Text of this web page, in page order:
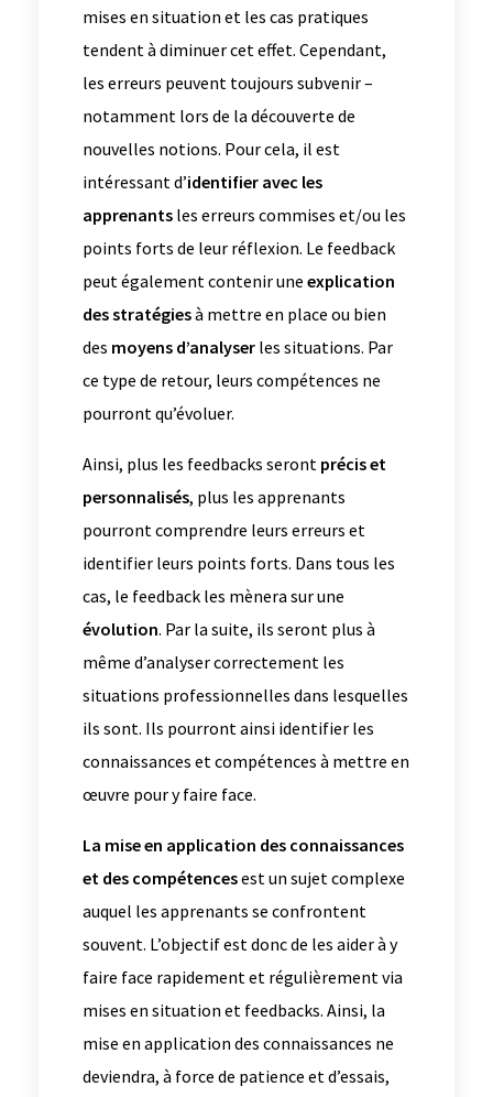
mises en situation et les cas pratiques
tendent à diminuer cet effet. Cependant,
les erreurs peuvent toujours subvenir –
notamment lors de la découverte de
nouvelles notions. Pour cela, il est
intéressant d’identifier avec les
apprenants les erreurs commises et/ou les
points forts de leur réflexion. Le feedback
peut également contenir une explication
des stratégiesà mettre en place ou bien
des moyens d’analyser les situations. Par
ce type de retour, leurs compétences ne
pourront qu’évoluer.
Ainsi, plus les feedbacks seront précis et
personnalisés, plus les apprenants
pourront comprendre leurs erreurs et
identifier leurs points forts. Dans tous les
cas, le feedback les mènera sur une
évolution. Par la suite, ils seront plus à
même d’analyser correctement les
situations professionnelles dans lesquelles
ils sont. Ils pourront ainsi identifier les
connaissances et compétences à mettre en
œuvre pour y faire face.
La mise en application des connaissances
et des compétencesest un sujet complexe
auquel les apprenants se confrontent
souvent. L’objectif est donc de les aider à y
faire face rapidement et régulièrement via
mises en situation et feedbacks. Ainsi, la
mise en application des connaissances ne
deviendra, à force de patience et d’essais,